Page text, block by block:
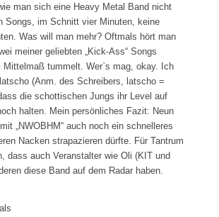
man sich eine Heavy Metal Band nicht
Songs, im Schnitt vier Minuten, keine
Was will man mehr? Oftmals hört man
meiner geliebten „Kick-Ass“ Songs
Mittelmaß tummelt. Wer`s mag, okay. Ich
(Anm. des Schreibers, latscho =
die schottischen Jungs ihr Level auf
halten. Mein persönliches Fazit: Neun
„NWOBHM“ auch noch ein schnelleres
Nacken strapazieren dürfte. Für Tantrum
dass auch Veranstalter wie Oli (KIT und
diese Band auf dem Radar haben.